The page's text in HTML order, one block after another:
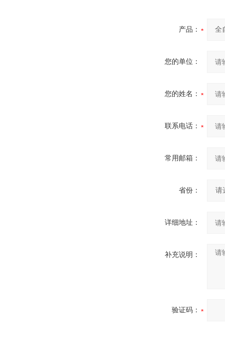
产品：
您的单位：
您的姓名：
联系电话：
常用邮箱：
省份：
详细地址：
补充说明：
验证码：